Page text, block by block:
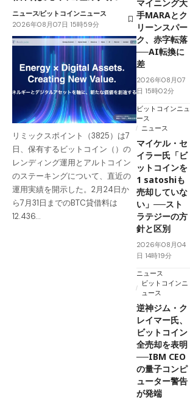
ニュースビットコインニュース
2026年08月07日 15時59分
リミックスポイント（3825）は7
日、保有するビットコイン（）の
レンディング運用とアルトコイン
のステーキングについて、直近の
運用実績を開示した。2月24日か
ら7月31日までのBTC貸借料は
12.436…
マイニング大
手MARAとク
リーンスパー
ク、赤字転落
──AI転換に
差
2026年08月07
日 15時02分
ビットコインニュ
ース
ニュース
マイケル・セ
イラー氏「ビ
ットコインを
1 satoshiも
売却していな
い」──スト
ラテジーの方
針と区別
2026年08月04
日 14時19分
ニュース
ビットコインニ
ュース
逆神ジム・ク
レイマー氏、
ビットコイン
全売却を表明
──IBM CEO
の量子コンピ
ューター警告
が発端